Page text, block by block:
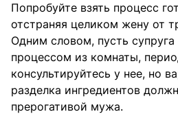
Попробуйте взять процесс
отстраняя целиком жену от
Одним словом, пусть супруга
процессом из комнаты,
консультируйтесь у нее, но
разделка ингредиентов
прерогативой мужа.